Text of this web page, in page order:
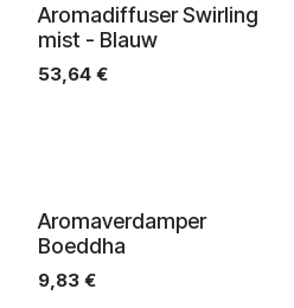
Aromadiffuser Swirling
mist - Blauw
53,64€
Aromaverdamper
Boeddha
9,83€